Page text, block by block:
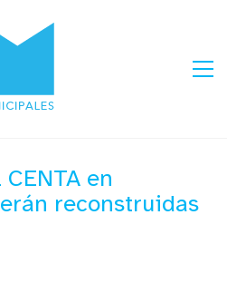
en
reconstruidas